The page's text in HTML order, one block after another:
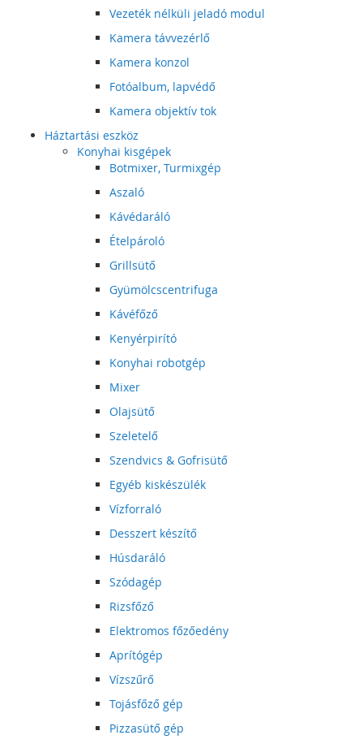
Vezeték nélküli jeladó modul
Kamera távvezérlő
Kamera konzol
Fotóalbum, lapvédő
Kamera objektív tok
Háztartási eszköz
Konyhai kisgépek
Botmixer, Turmixgép
Aszaló
Kávédaráló
Ételpároló
Grillsütő
Gyümölcscentrifuga
Kávéfőző
Kenyérpirító
Konyhai robotgép
Mixer
Olajsütő
Szeletelő
Szendvics & Gofrisütő
Egyéb kiskészülék
Vízforraló
Desszert készítő
Húsdaráló
Szódagép
Rizsfőző
Elektromos főzőedény
Aprítógép
Vízszűrő
Tojásfőző gép
Pizzasütő gép